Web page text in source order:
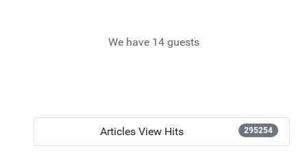
We have 14 guests
Articles View Hits 295254